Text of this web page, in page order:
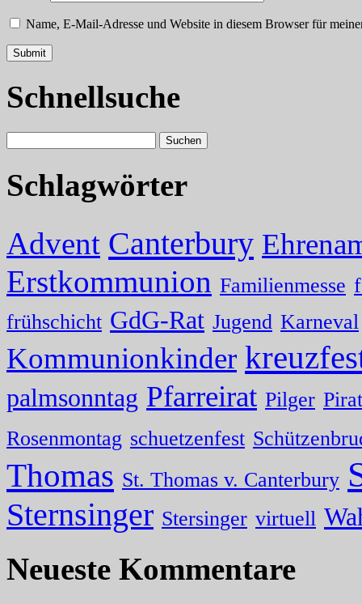
Name, E-Mail-Adresse und Website in diesem Browser für
Schnellsuche
Schlagwörter
Advent Canterbury
Erstkommunion Familienmesse
frühschicht GdG-Rat Jugend Karneval
Kommunionkinder
palmsonntag Pfarreirat Pilger
Rosenmontag schuetzenfest
Thomas St. Thomas v. Canterbury
Sternsinger Stersinger virtuell
Neueste Kommentare